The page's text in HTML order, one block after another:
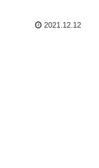
2021.12.12